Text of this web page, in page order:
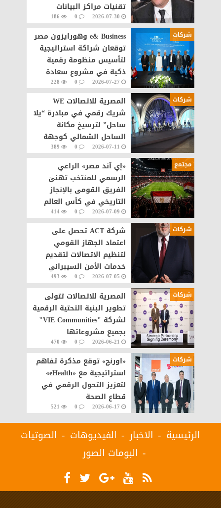
تقنيات مراكز البيانات
والذكاء الاصطناعى
2026-07-30
0
186
شركات
e& Business وهورايزون مصر
توقعان شراكة استراتيجية
لتأسيس منظومة رقمية
ذكية في مشروع سعادة
القاهرة الجديدة
2026-07-27
0
228
شركات
المصرية للاتصالات WE
شريك رقمي في مبادرة “يلا
ساحل” لترسيخ مكانة
الساحل الشمالي كوجهة
سياحية عالمية
2026-07-11
0
389
مجتمع
«إي آند مصر» الراعي
الرسمي للمنتخب تهنئ
الفريق القومى بالإنجاز
التاريخي في كأس العالم
2026-07-09
0
414
شركات
شركة ACT تحصل على
اعتماد الجهاز القومي
لتنظيم الاتصالات لتقديم
خدمات الأمن السيبراني
مصر2026-07-05
0
493
شركات
المصرية للاتصالات تتولى
تطوير البنية التحتية الرقمية
لشركة "VIE Communities"
بجميع مشروعاتها
2026-06-21
0
470
شركات
«اورنچ» توقع مذكرة تفاهم
استراتيجية مع «eHealth»
لتعزيز التحول الرقمي في
قطاع الصحة
2026-06-17
0
521
الرئيسية الاخبار الفيديوهات
الصوتيات
البومات الصور